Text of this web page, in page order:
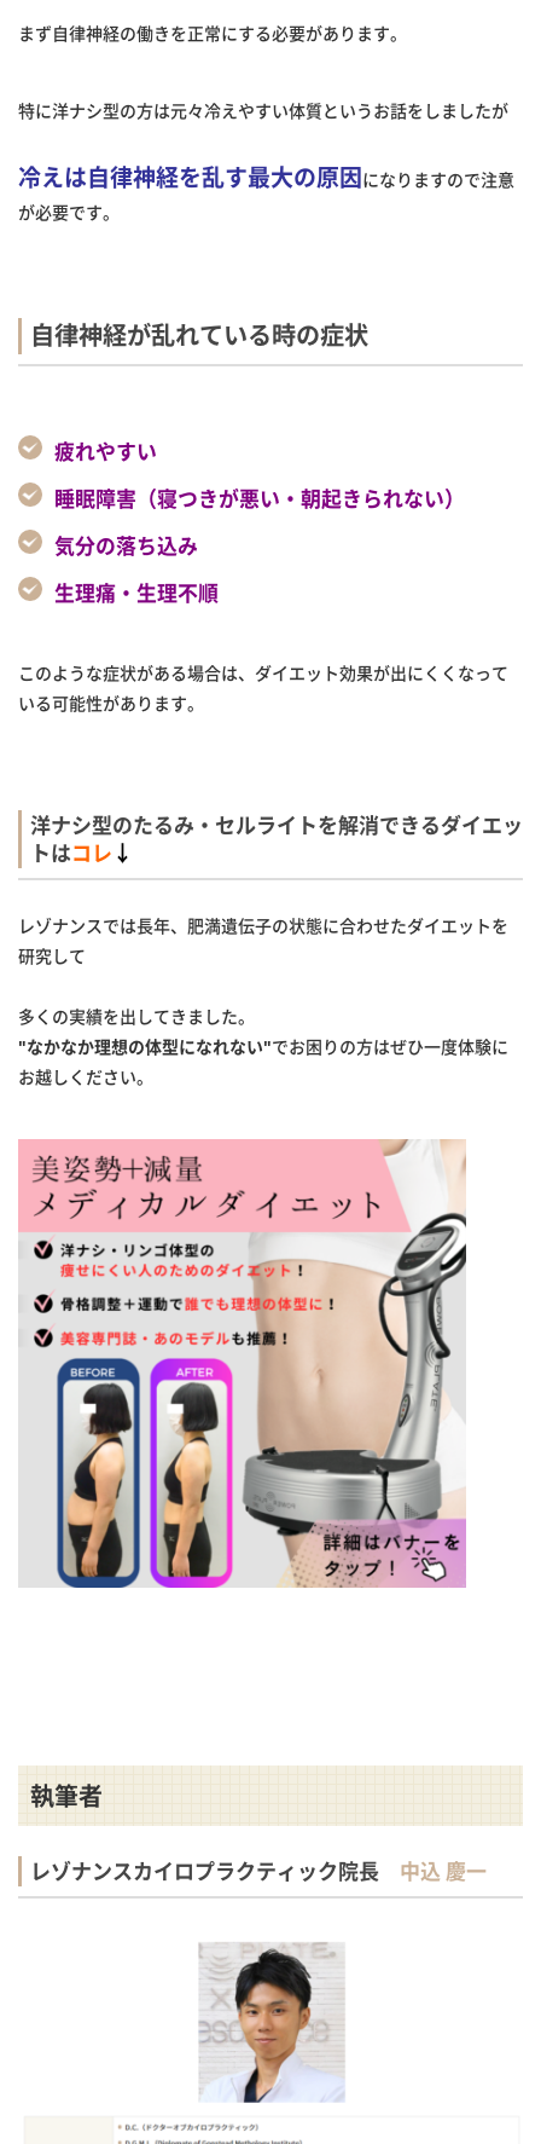
まず自律神経の働きを正常にする必要があります。
特に洋ナシ型の方は元々冷えやすい体質というお話をしましたが
冷えは自律神経を乱す最大の原因になりますので注意
が必要です。
自律神経が乱れている時の症状
疲れやすい
睡眠障害（寝つきが悪い・朝起きられない）
気分の落ち込み
生理痛・生理不順
このような症状がある場合は、ダイエット効果が出にくくなって
いる可能性があります。
洋ナシ型のたるみ・セルライトを解消できるダイエッ
トはコレ ↓
レゾナンスでは長年、肥満遺伝子の状態に合わせたダイエットを
研究して
多くの実績を出してきました。
"なかなか理想の体型になれない"でお困りの方はぜひ一度体験に
お越しください。
執筆者
レゾナンスカイロプラクティック院長 中込 慶一